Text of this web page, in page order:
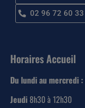
02 96 72 60 33
Horaires Accueil
Du lundi au mercredi :
Jeudi 8h30 à 12h30